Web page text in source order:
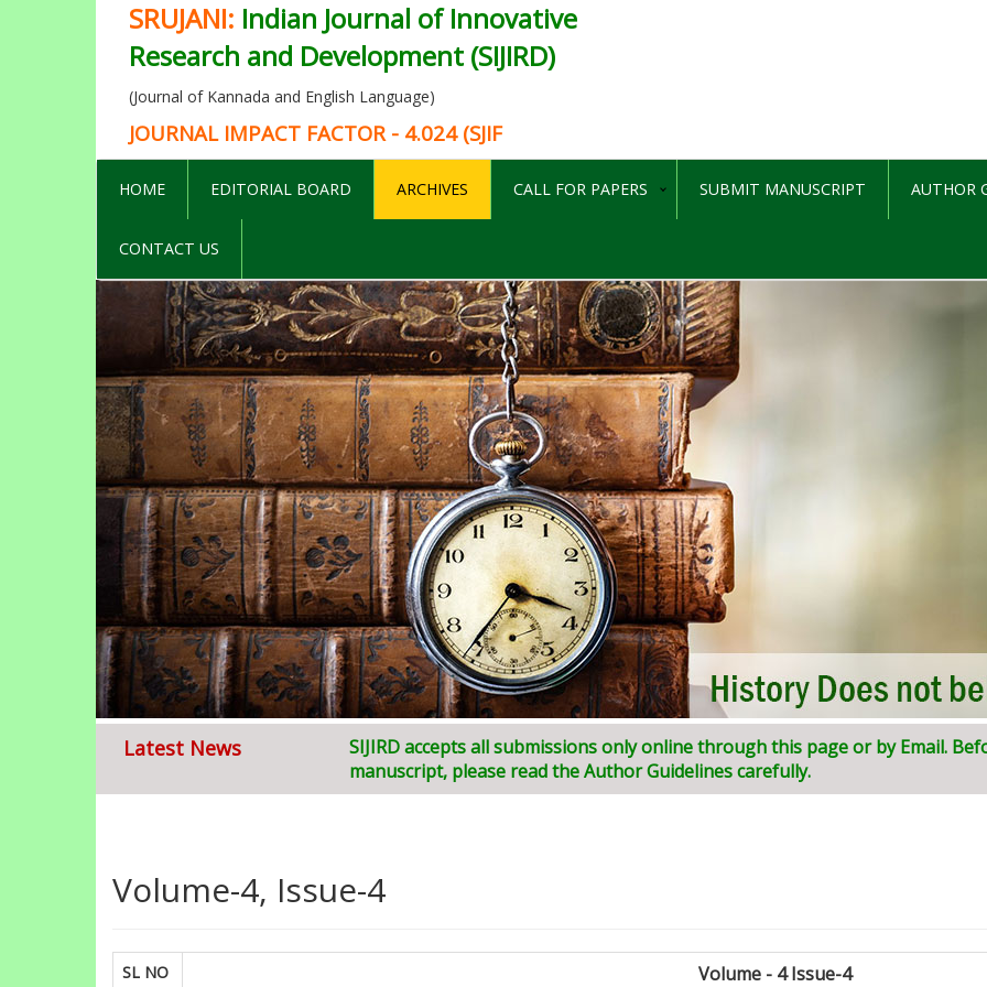
SRUJANI: Indian Journal of Innovative
Research and Development (SIJIRD)
(Journal of Kannada and English Language)
JOURNAL IMPACT FACTOR - 4.024 (SJIF
HOME EDITORIAL BOARD ARCHIVES CALL FOR PAPERS SUBMIT MANUSCRIPT AUTHOR
CONTACT US
Latest News Welcome toSrujani:IndianJournal ofInnovativeResearch andDevelopment
Volume-4, Issue-4
SL NO